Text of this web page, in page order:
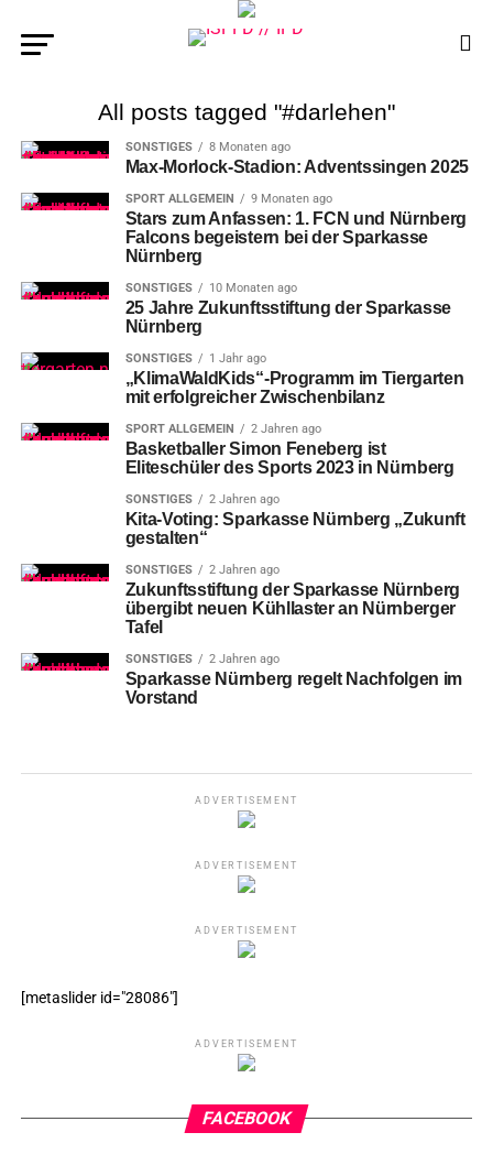
All posts tagged "#darlehen"
SONSTIGES 8 Monaten ago
Max-Morlock-Stadion: Adventssingen 2025
SPORT ALLGEMEIN 9 Monaten ago
Stars zum Anfassen: 1. FCN und Nürnberg
Falcons begeistern bei der Sparkasse
Nürnberg
SONSTIGES 10 Monaten ago
25 Jahre Zukunftsstiftung der Sparkasse
Nürnberg
SONSTIGES 1 Jahr ago
„KlimaWaldKids“-Programm im Tiergarten
mit erfolgreicher Zwischenbilanz
SPORT ALLGEMEIN 2 Jahren ago
Basketballer Simon Feneberg ist
Eliteschüler des Sports 2023 in Nürnberg
SONSTIGES 2 Jahren ago
Kita-Voting: Sparkasse Nürnberg „Zukunft
gestalten“
SONSTIGES 2 Jahren ago
Zukunftsstiftung der Sparkasse Nürnberg
übergibt neuen Kühllaster an Nürnberger
Tafel
SONSTIGES 2 Jahren ago
Sparkasse Nürnberg regelt Nachfolgen im
Vorstand
ADVERTISEMENT
ADVERTISEMENT
ADVERTISEMENT
[metaslider id="28086"]
ADVERTISEMENT
FACEBOOK